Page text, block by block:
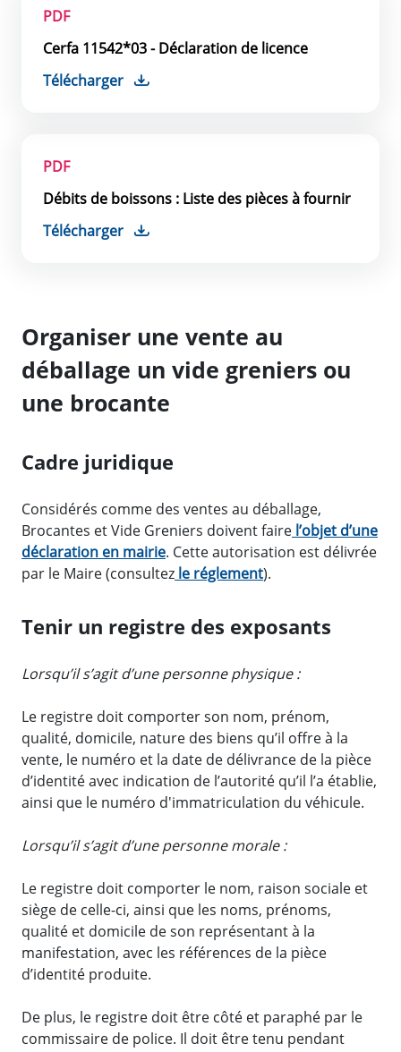
PDF
Cerfa 11542*03 - Déclaration de licence
Télécharger
PDF
Débits de boissons : Liste des pièces à fournir
Télécharger
Organiser une vente au
déballage un vide greniers ou
une brocante
Cadre juridique
Considérés comme des ventes au déballage,
Brocantes et Vide Greniers doivent faire l’objet d’une
déclaration en mairie. Cette autorisation est délivrée
par le Maire (consultez le réglement).
Tenir un registre des exposants
Lorsqu’il s’agit d’une personne physique :
Le registre doit comporter son nom, prénom,
qualité, domicile, nature des biens qu’il offre à la
vente, le numéro et la date de délivrance de la pièce
d’identité avec indication de l’autorité qu’il l’a établie,
ainsi que le numéro d'immatriculation du véhicule.
Lorsqu’il s’agit d’une personne morale :
Le registre doit comporter le nom, raison sociale et
siège de celle-ci, ainsi que les noms, prénoms,
qualité et domicile de son représentant à la
manifestation, avec les références de la pièce
d’identité produite.
De plus, le registre doit être côté et paraphé par le
commissaire de police. Il doit être tenu pendant